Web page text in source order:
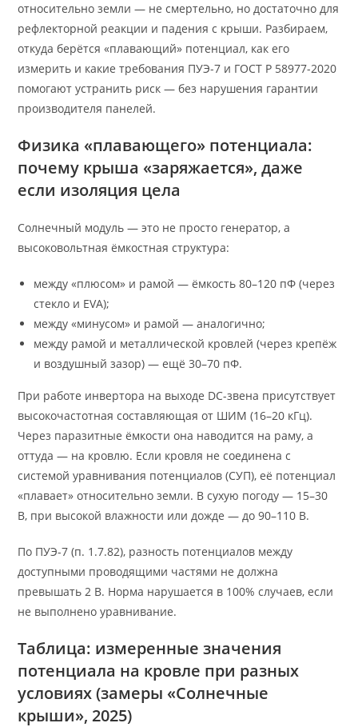
относительно земли — не смертельно, но достаточно для
рефлекторной реакции и падения с крыши. Разбираем,
откуда берётся «плавающий» потенциал, как его
измерить и какие требования ПУЭ-7 и ГОСТ Р 58977-2020
помогают устранить риск — без нарушения гарантии
производителя панелей.
Физика «плавающего» потенциала:
почему крыша «заряжается», даже
если изоляция цела
Солнечный модуль — это не просто генератор, а
высоковольтная ёмкостная структура:
между «плюсом» и рамой — ёмкость 80–120 пФ (через
стекло и EVA);
между «минусом» и рамой — аналогично;
между рамой и металлической кровлей (через крепёж
и воздушный зазор) — ещё 30–70 пФ.
При работе инвертора на выходе DC-звена присутствует
высокочастотная составляющая от ШИМ (16–20 кГц).
Через паразитные ёмкости она наводится на раму, а
оттуда — на кровлю. Если кровля не соединена с
системой уравнивания потенциалов (СУП), её потенциал
«плавает» относительно земли. В сухую погоду — 15–30
В, при высокой влажности или дожде — до 90–110 В.
По ПУЭ-7 (п. 1.7.82), разность потенциалов между
доступными проводящими частями не должна
превышать 2 В. Норма нарушается в 100% случаев, если
не выполнено уравнивание.
Таблица: измеренные значения
потенциала на кровле при разных
условиях (замеры «Солнечные
крыши», 2025)